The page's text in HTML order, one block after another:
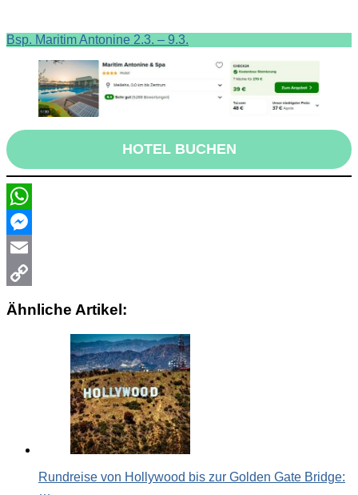
Bsp. Maritim Antonine 2.3. – 9.3.
HOTEL BUCHEN
WhatsApp
Messenger
Email
Ähnliche Artikel:
Rundreise von Hollywood bis zur Golden Gate Bridge:
…